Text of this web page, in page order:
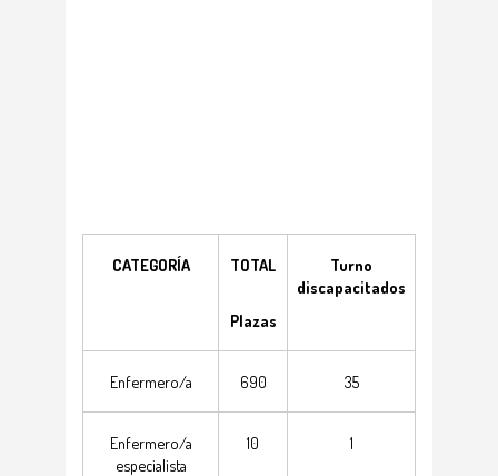
CATEGORÍA TOTAL
Plazas
Turno
discapacitados
Enfermero/a 690 35
Enfermero/a
especialista
10 1